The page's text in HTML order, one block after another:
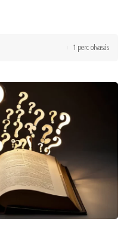
1 perc olvasás